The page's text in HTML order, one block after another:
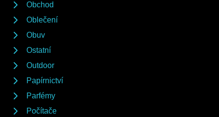
Obchod
Oblečení
Obuv
Ostatní
Outdoor
Papírnictví
Parfémy
Počítače